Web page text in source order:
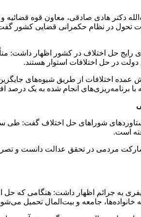
دکتر هادی صادقی، معاون قوه
تحول در نظام حکمرانی قضایی کشور
رایج حل اختلاف در کشور اظهار داشت:
در حل اختلافات استوار هستند.
عمده اختلافات از طریق شیوه‌های
با برنامه‌ریزی‌های انجام شده به یک درصد
مردمی در تحقق عدالت دانست و
کیفری به جرائم اظهار داشت: هنگامی که
خانواده‌ها، جامعه و بیت‌المال تحمیل